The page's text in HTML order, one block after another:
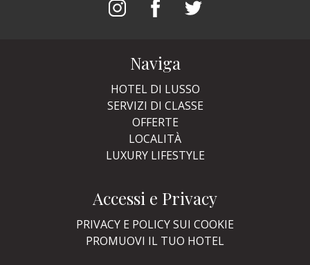
Naviga
HOTEL DI LUSSO
SERVIZI DI CLASSE
OFFERTE
LOCALITÀ
LUXURY LIFESTYLE
Accessi e Privacy
PRIVACY E POLICY SUI COOKIE
PROMUOVI IL TUO HOTEL